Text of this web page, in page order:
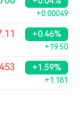
+0.00049
+0.46%
+19.50
+1.59%
+1.181